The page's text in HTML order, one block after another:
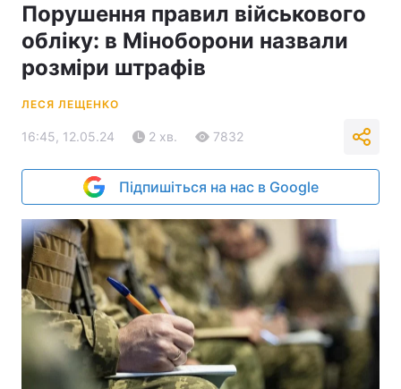
Порушення правил військового
обліку: в Міноборони назвали
розміри штрафів
ЛЕСЯ ЛЕЩЕНКО
16:45, 12.05.24 2 хв. 7832
Підпишіться на нас в Google